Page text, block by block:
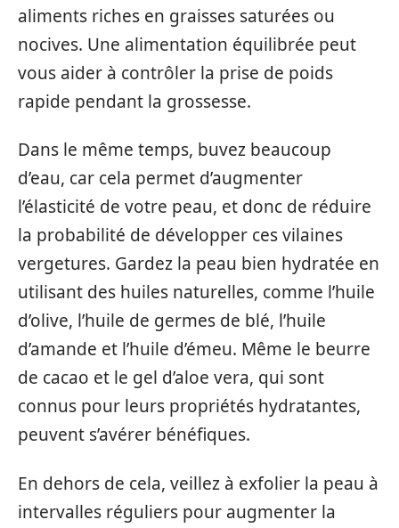
aliments riches en graisses saturées ou
nocives. Une alimentation équilibrée peut
vous aider à contrôler la prise de poids
rapide pendant la grossesse.
Dans le même temps, buvez beaucoup
d’eau, car cela permet d’augmenter
l’élasticité de votre peau, et donc de réduire
la probabilité de développer ces vilaines
vergetures. Gardez la peau bien hydratée en
utilisant des huiles naturelles, comme l’huile
d’olive, l’huile de germes de blé, l’huile
d’amande et l’huile d’émeu. Même le beurre
de cacao et le gel d’aloe vera, qui sont
connus pour leurs propriétés hydratantes,
peuvent s’avérer bénéfiques.
En dehors de cela, veillez à exfolier la peau à
intervalles réguliers pour augmenter la